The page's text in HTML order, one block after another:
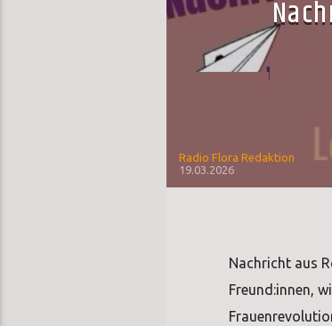
Radio Flora Redaktion
19.03.2026
Nachricht aus
Freund:innen,